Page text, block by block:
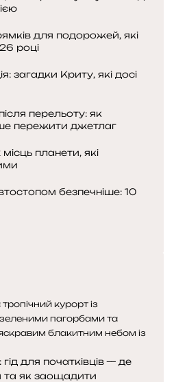
для подорожей, які
році
загадки Криту, які досі
перельоту: як
пережити джетлаг
планети, які
безпечніше: 10
для початківців — де
та як заощадити